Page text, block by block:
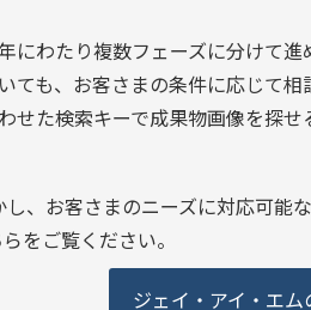
にわたり複数フェーズに分けて
ても、お客さまの条件に応じて相
せた検索キーで成果物画像を探
、お客さまのニーズに対応可
をご覧ください。
ジェイ・アイ・エ